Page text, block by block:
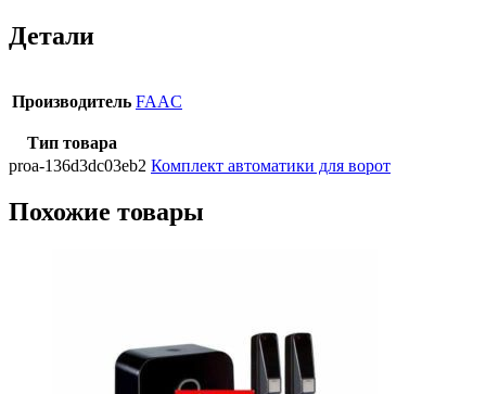
Детали
Производитель FAAC
Тип товара
proa-136d3dc03eb2 Комплект автоматики для ворот
Похожие товары